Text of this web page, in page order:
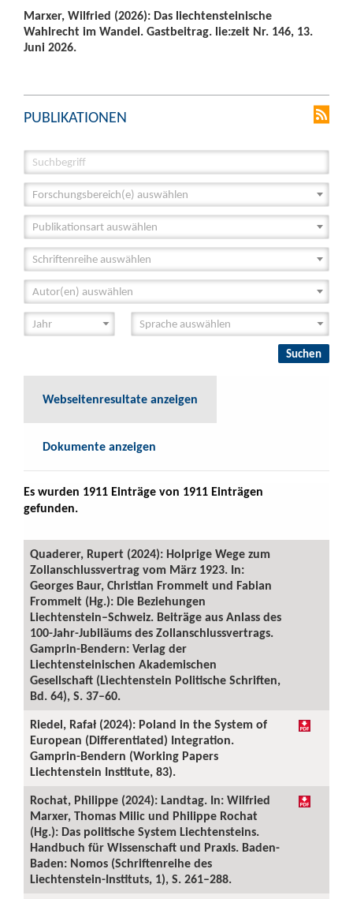
Marxer, Wilfried (2026): Das liechtensteinische
Wahlrecht im Wandel. Gastbeitrag. lie:zeit Nr. 146, 13.
Juni 2026.
PUBLIKATIONEN
Forschungsbereich(e) auswählen
Publikationsart auswählen
Schriftenreihe auswählen
Autor(en) auswählen
Webseitenresultate anzeigen
Dokumente anzeigen
Es wurden 1911 Einträge von 1911 Einträgen
gefunden.
Quaderer, Rupert (2024): Holprige Wege zum
Zollanschlussvertrag vom März 1923. In:
Georges Baur, Christian Frommelt und Fabian
Frommelt (Hg.): Die Beziehungen
Liechtenstein–Schweiz. Beiträge aus Anlass des
100-Jahr-Jubiläums des Zollanschlussvertrags.
Gamprin-Bendern: Verlag der
Liechtensteinischen Akademischen
Gesellschaft (Liechtenstein Politische Schriften,
Bd. 64), S. 37–60.
Riedel, Rafał (2024): Poland in the System of
European (Differentiated) Integration.
Gamprin-Bendern (Working Papers
Liechtenstein Institute, 83).
Rochat, Philippe (2024): Landtag. In: Wilfried
Marxer, Thomas Milic und Philippe Rochat
(Hg.): Das politische System Liechtensteins.
Handbuch für Wissenschaft und Praxis. Baden-
Baden: Nomos (Schriftenreihe des
Liechtenstein-Instituts, 1), S. 261–288.